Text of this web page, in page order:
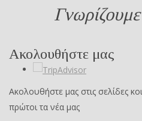
Ακολουθήστε μας
Ακολουθήστε μας στις σελίδες
πρώτοι τα νέα μας